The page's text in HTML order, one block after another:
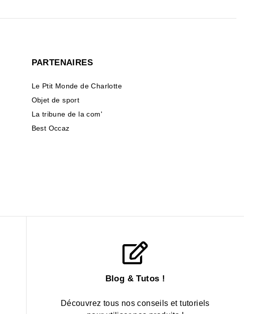
PARTENAIRES
Le Ptit Monde de Charlotte
Objet de sport
La tribune de la com'
Best Occaz
Blog & Tutos !
Découvrez tous nos conseils et tutoriels